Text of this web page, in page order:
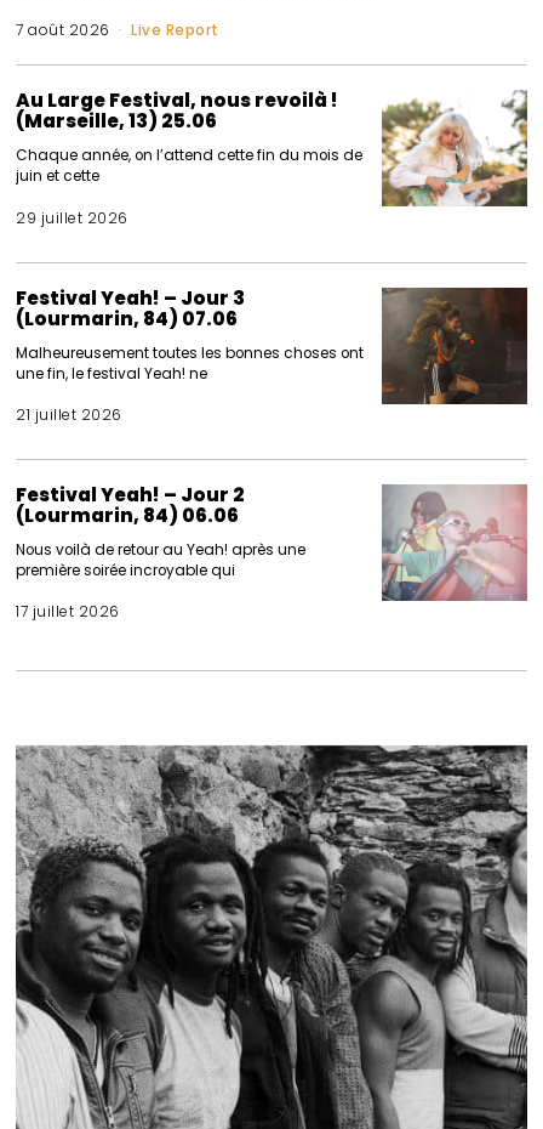
7 août 2026 Live Report
Au Large Festival, nous revoilà !
(Marseille, 13) 25.06
Chaque année, on l’attend cette fin du mois de
juin et cette
29 juillet 2026
Festival Yeah! – Jour 3
(Lourmarin, 84) 07.06
Malheureusement toutes les bonnes choses ont
une fin, le festival Yeah! ne
21 juillet 2026
Festival Yeah! – Jour 2
(Lourmarin, 84) 06.06
Nous voilà de retour au Yeah! après une
première soirée incroyable qui
17 juillet 2026